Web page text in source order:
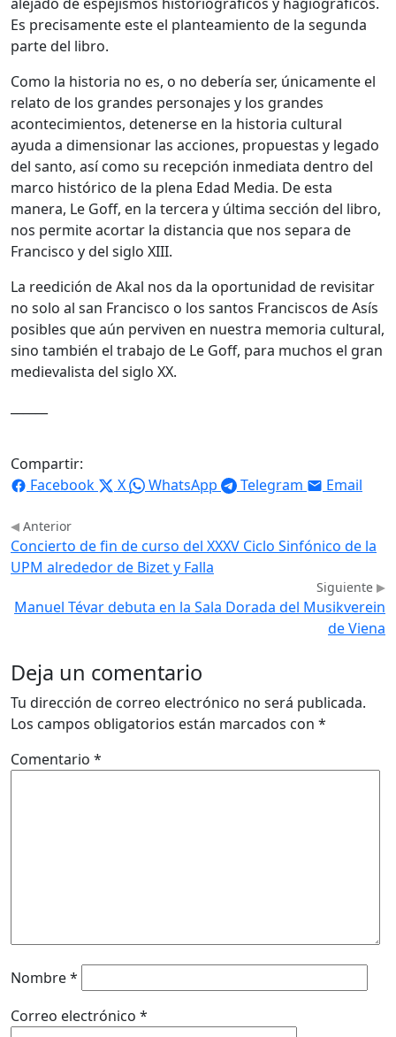
Es precisamente este el planteamiento de la segunda
parte del libro.
Como la historia no es, o no debería ser, únicamente el
relato de los grandes personajes y los grandes
acontecimientos, detenerse en la historia cultural
ayuda a dimensionar las acciones, propuestas y legado
del santo, así como su recepción inmediata dentro del
marco histórico de la plena Edad Media. De esta
manera, Le Goff, en la tercera y última sección del libro,
nos permite acortar la distancia que nos separa de
Francisco y del siglo XIII.
La reedición de Akal nos da la oportunidad de revisitar
no solo al san Francisco o los santos Franciscos de Asís
posibles que aún perviven en nuestra memoria cultural,
sino también el trabajo de Le Goff, para muchos el gran
medievalista del siglo XX.
Compartir:
Facebook
X WhatsApp Telegram Email
Anterior
Concierto de fin de curso del XXXV Ciclo Sinfónico de la
UPM alrededor de Bizet y Falla
Siguiente
Manuel Tévar debuta en la Sala Dorada del Musikverein
de Viena
Deja un comentario
Tu dirección de correo electrónico no será publicada.
Los campos obligatorios están marcados con *
Comentario *
Nombre*
Correo electrónico *